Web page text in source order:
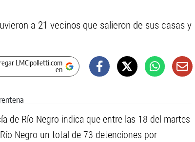
a 21 vecinos que salieron de sus casas y
LMCipolletti.com
en
de Río Negro indica que entre las 18 del martes
Negro un total de 73 detenciones por